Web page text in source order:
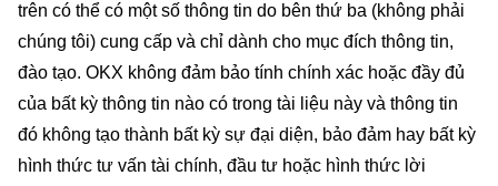
trên có thể có một số thông tin do bên thứ ba (không phải
chúng tôi) cung cấp và chỉ dành cho mục đích thông tin,
đào tạo. OKX không đảm bảo tính chính xác hoặc đầy đủ
của bất kỳ thông tin nào có trong tài liệu này và thông tin
đó không tạo thành bất kỳ sự đại diện, bảo đảm hay bất kỳ
hình thức tư vấn tài chính, đầu tư hoặc hình thức lời